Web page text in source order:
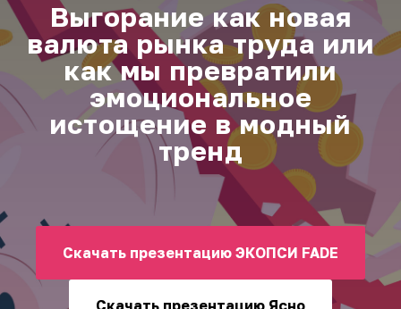
Выгорание как новая
валюта рынка труда или
как мы превратили
эмоциональное
истощение в модный
тренд
Скачать презентацию ЭКОПСИ FADE